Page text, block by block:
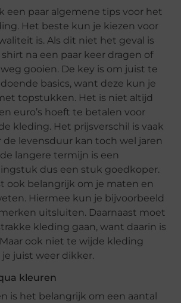
een paar algemene tips voor het
Het beste kun je kiezen voor
is. Als dit niet het geval is
na een paar keer dragen of
gooien. De key is om juist te
basics, want deze kun je
topstukken. Het is niet altijd
euro’s hoeft te betalen voor
kleding. Het prijsverschil is vaak
de levensduur kan toch wel jaren
langere termijn is een
dus een stuk goedkoper.
ook belangrijk om je maten en
Hiermee kun je bijvoorbeeld
uitsluiten. Daarnaast moet
kleding gaan, want daarin is
ook niet te wijde kleding
juist weer dikker.
kleuren
is het belangrijk om een aantal